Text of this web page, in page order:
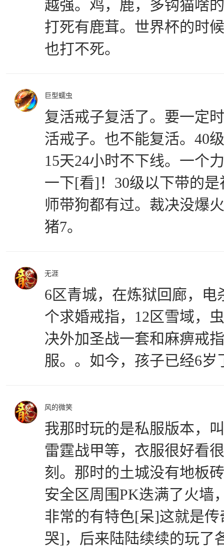
越强。鸡，鹿，多钩猫啥
打死有鹿茸。世界杯的时
也打不死。
巨型蠕虫
复活戒子复活了。要一定
活戒子。也不能复活。40
15天24小时不下线。一个
一下[看]！30级以下带的
师带狗都有过。裁决没爆
猪7。
无涯
6区青城，在炼狱回廊，
个求婚戒指，12区雪域，
决外加圣战一套和麻痹戒
服。。如今，孩子已经6岁
风的微笑
我那时玩的是私服版本，
雷霆战甲等，衣服很好看
刻。那时的土城没有地板
安全区周围PK迭满了火墙
非常的有特色[呆]这就是
哭]，后来陆陆续续的玩了